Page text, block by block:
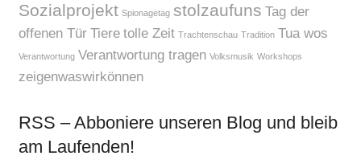
Sozialprojekt Spionagetag stolzaufuns Tag der
offenen Tür Tiere tolle Zeit Trachtenschau Tradition Tua wos
Verantwortung Verantwortung tragen Volksmusik Workshops
zeigenwaswirkönnen
RSS – Abboniere unseren Blog und bleib
am Laufenden!